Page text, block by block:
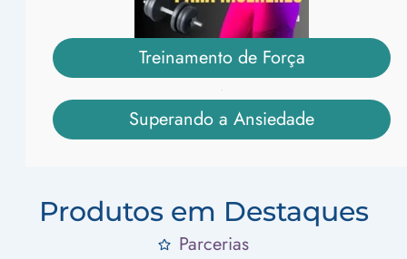
Treinamento de Força
Superando a Ansiedade
Produtos em Destaques
Parcerias